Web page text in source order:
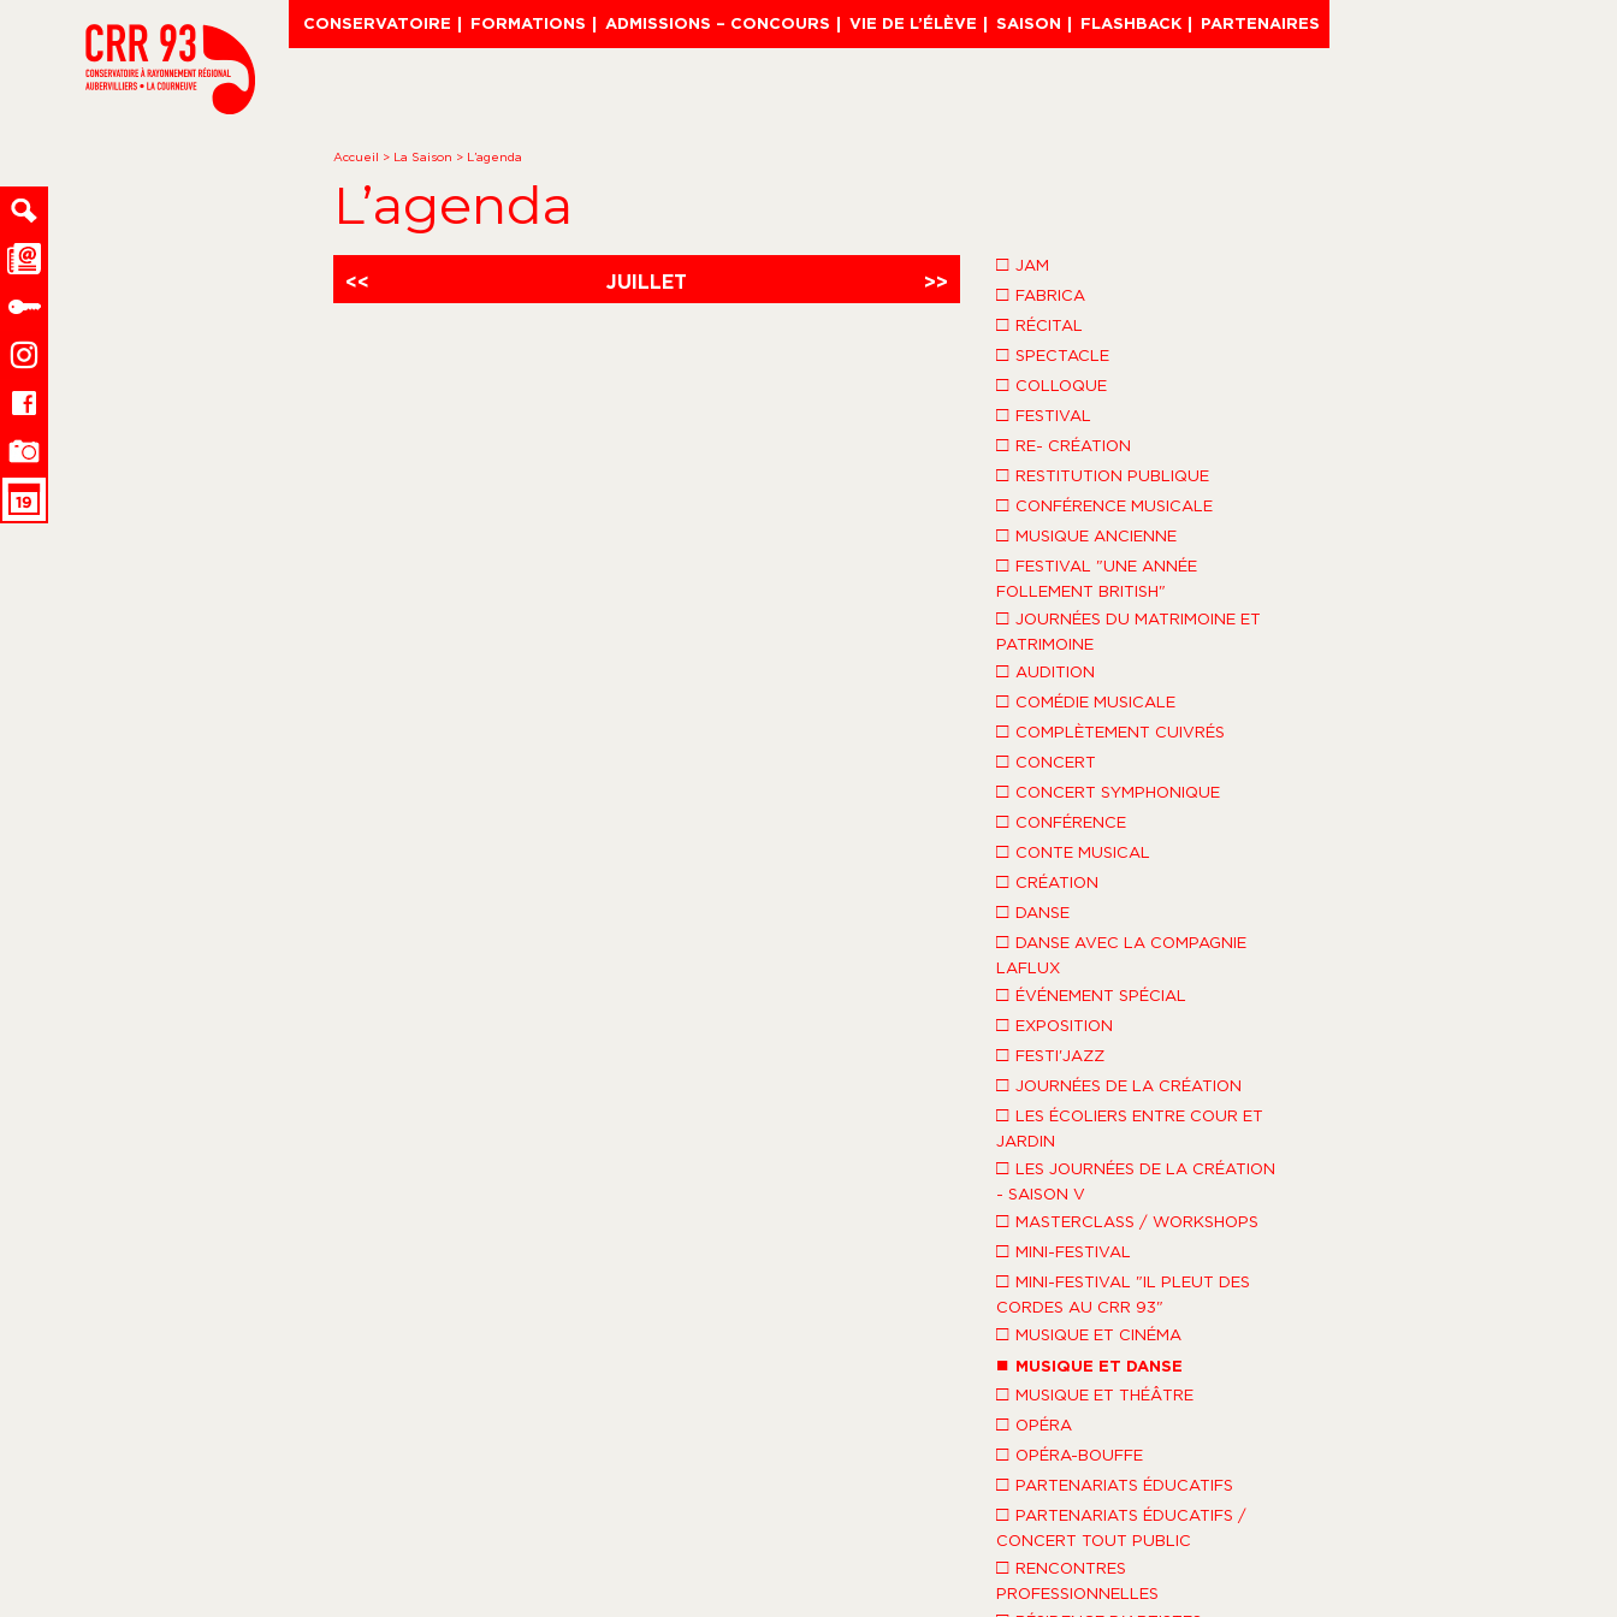
CONSERVATOIRE FORMATIONS ADMISSIONS – CONCOURS VIE DE L’ÉLÈVE SAISON FLASHBACK PARTENAIRES
Accueil > La Saison > L’agenda
L’agenda
<< JUILLET >>
□ JAM
□ FABRICA
□ RÉCITAL
□ SPECTACLE
□ COLLOQUE
□ FESTIVAL
□ RE- CRÉATION
□ RESTITUTION PUBLIQUE
□ CONFÉRENCE MUSICALE
□ MUSIQUE ANCIENNE
□ FESTIVAL "UNE ANNÉE
FOLLEMENT BRITISH"
□ JOURNÉES DU MATRIMOINE ET
PATRIMOINE
□ AUDITION
□ COMÉDIE MUSICALE
□ COMPLÈTEMENT CUIVRÉS
□ CONCERT
□ CONCERT SYMPHONIQUE
□ CONFÉRENCE
□ CONTE MUSICAL
□ CRÉATION
□ DANSE
□ DANSE AVEC LA COMPAGNIE
LAFLUX
□ ÉVÉNEMENT SPÉCIAL
□ EXPOSITION
□ FESTI'JAZZ
□ JOURNÉES DE LA CRÉATION
□ LES ÉCOLIERS ENTRE COUR ET
JARDIN
□ LES JOURNÉES DE LA CRÉATION
- SAISON V
□ MASTERCLASS / WORKSHOPS
□ MINI-FESTIVAL
□ MINI-FESTIVAL "IL PLEUT DES
CORDES AU CRR 93"
□ MUSIQUE ET CINÉMA
■ MUSIQUE ET DANSE
□ MUSIQUE ET THÉÂTRE
□ OPÉRA
□ OPÉRA-BOUFFE
□ PARTENARIATS ÉDUCATIFS
□ PARTENARIATS ÉDUCATIFS /
CONCERT TOUT PUBLIC
□ RENCONTRES
PROFESSIONNELLES